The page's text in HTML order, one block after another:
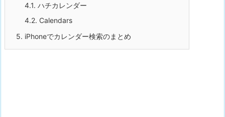
4.1. ハチカレンダー
4.2. Calendars
5. iPhoneでカレンダー検索のまとめ